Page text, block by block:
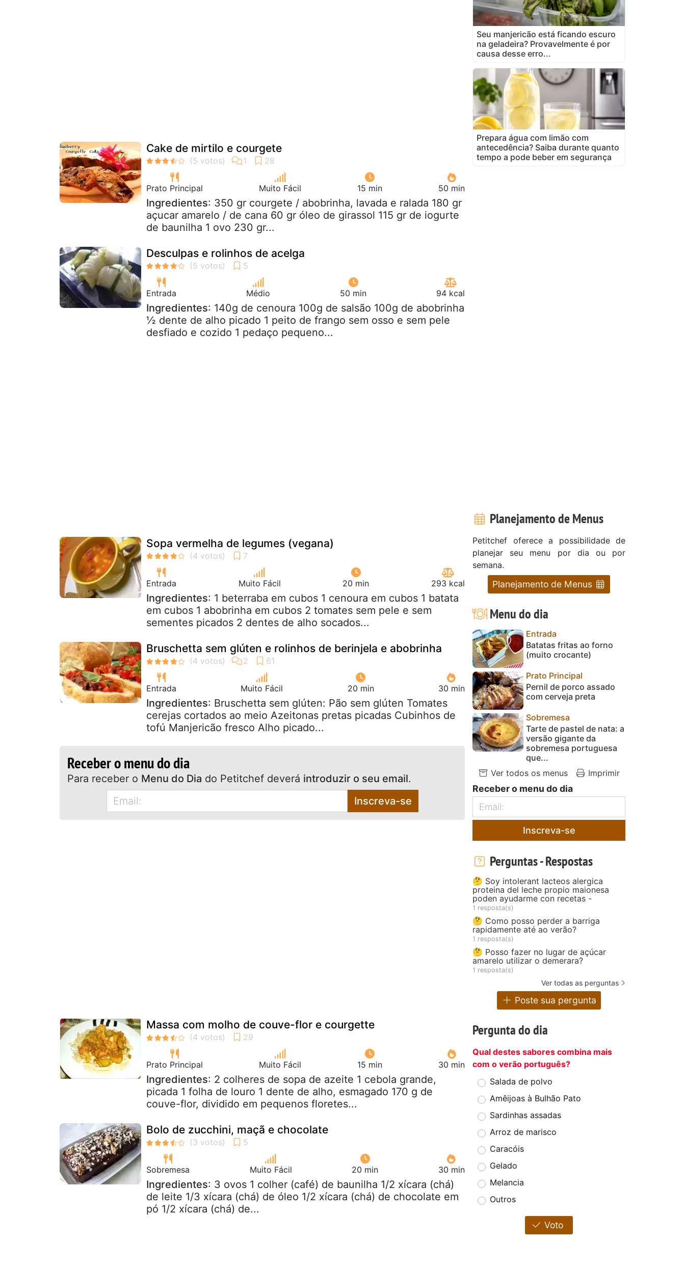
Cake de mirtilo e courgete
Prato Principal Muito Fácil 15 min 50 min
Ingredientes: 350 gr courgete / abobrinha, lavada e ralada 180 gr
açucar amarelo / de cana 60 gr óleo de girassol 115 gr de iogurte
de baunilha 1 ovo 230 gr...
Desculpas e rolinhos de acelga
Entrada Médio 50 min 94 kcal
Ingredientes: 140g de cenoura 100g de salsão 100g de abobrinha
½ dente de alho picado 1 peito de frango sem osso e sem pele
desfiado e cozido 1 pedaço pequeno...
Sopa vermelha de legumes (vegana)
Entrada Muito Fácil 20 min 293 kcal
Ingredientes: 1 beterraba em cubos 1 cenoura em cubos 1 batata
em cubos 1 abobrinha em cubos 2 tomates sem pele e sem
sementes picados 2 dentes de alho socados...
Bruschetta sem glúten e rolinhos de berinjela e abobrinha
Entrada Muito Fácil 20 min 30 min
Ingredientes: Bruschetta sem glúten: Pão sem glúten Tomates
cerejas cortados ao meio Azeitonas pretas picadas Cubinhos de
tofú Manjericão fresco Alho picado...
Receber o menu do dia
Para receber o Menu do Dia do Petitchef deverá introduzir o seu email.
Inscreva-se
Massa com molho de couve-flor e courgette
Prato Principal Muito Fácil 15 min 30 min
Ingredientes: 2 colheres de sopa de azeite 1 cebola grande,
picada 1 folha de louro 1 dente de alho, esmagado 170 g de
couve-flor, dividido em pequenos floretes...
Bolo de zucchini, maçã e chocolate
Sobremesa Muito Fácil 20 min 30 min
Ingredientes: 3 ovos 1 colher (café) de baunilha 1/2 xícara (chá)
de leite 1/3 xícara (chá) de óleo 1/2 xícara (chá) de chocolate em
pó 1/2 xícara (chá) de...
Seu manjericão está ficando escuro
na geladeira? Provavelmente é por
causa desse erro...
Prepara água com limão com
antecedência? Saiba durante quanto
tempo a pode beber em segurança
Planejamento de Menus
Petitchef oferece a possibilidade de
planejar seu menu por dia ou por
semana.
Planejamento de Menus
Menu do dia
Entrada
Batatas fritas ao forno
(muito crocante)
Prato Principal
Pernil de porco assado
com cerveja preta
Sobremesa
Tarte de pastel de nata: a
versão gigante da
sobremesa portuguesa
que...
Ver todos os menus
Imprimir
Receber o menu do dia
Inscreva-se
Perguntas - Respostas
🤔 Soy intolerant lacteos alergica
proteina del leche propio maionesa
poden ayudarme con recetas -
1 resposta(s)
🤔 Como posso perder a barriga
rapidamente até ao verão?
1 resposta(s)
🤔 Posso fazer no lugar de açúcar
amarelo utilizar o demerara?
1 resposta(s)
Ver todas as perguntas
Poste sua pergunta
Pergunta do dia
Qual destes sabores combina mais
com o verão português?
Salada de polvo
Amêijoas à Bulhão Pato
Sardinhas assadas
Arroz de marisco
Caracóis
Gelado
Melancia
Outros
Voto